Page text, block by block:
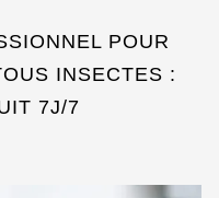
POUR
INSECTES :
7J/7